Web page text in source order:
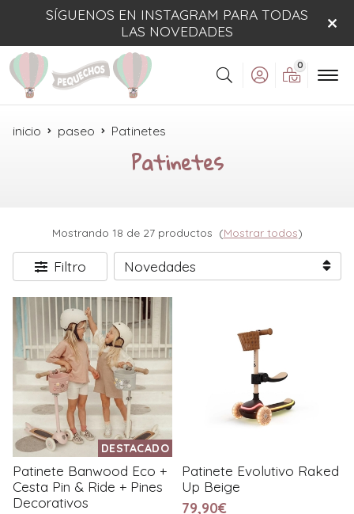
SÍGUENOS EN INSTAGRAM PARA TODAS
LAS NOVEDADES
Buscar
0
inicio paseo Patinetes
Patinetes
Mostrando 18 de 27 productos (Mostrar todos)
Filtro
DESTACADO
Patinete Banwood Eco +
Cesta Pin & Ride + Pines
Decorativos
Patinete Evolutivo Raked
Up Beige
79,90€